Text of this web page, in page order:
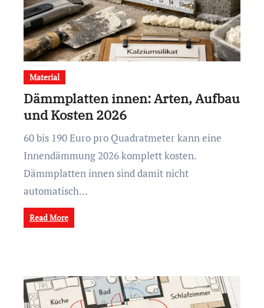
Material
Dämmplatten innen: Arten, Aufbau
und Kosten 2026
60 bis 190 Euro pro Quadratmeter kann eine
Innendämmung 2026 komplett kosten.
Dämmplatten innen sind damit nicht
automatisch…
Read More